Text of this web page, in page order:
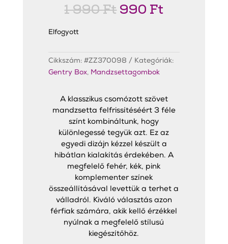
1 990Ft Original
price
990 FtCurrent
price
Elfogyott
Cikkszám: #ZZ370098
Kategóriák:
Gentry Box, Mandzsettagombok
A klasszikus csomózott szövet
mandzsetta felfrissítéséért 3 féle
színt kombináltunk, hogy
különlegessé tegyük azt. Ez az
egyedi dizájn kézzel készült a
hibátlan kialakítás érdekében. A
megfelelő fehér, kék, pink
komplementer színek
összeállításával levettük a terhet a
válladról. Kiváló választás azon
férfiak számára, akik kellő érzékkel
nyúlnak a megfelelő stílusú
kiegészítőhöz.